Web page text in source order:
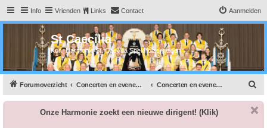
Info Vrienden Links Contact Aanmelden
St Caecilia
Kon. Harmonie St. Caecilia Spekholzerheide
Forumoverzicht Concerten en evenementen. Concerten en evenementen van onze vereniging
e
Onze Harmonie zoekt een nieuwe dirigent! (Klik)